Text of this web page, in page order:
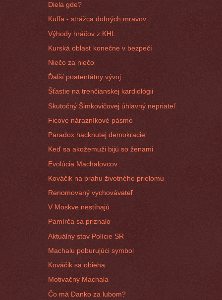
Diela gde?
Kuffa - strážca dobrých mravov
Výhody hráčov z KHL
Kurská oblasť konečne v bezpečí
Niečo za niečo
Ďalší poatentátny vývoj
Šťastie na trenčianskej kardiológii
Skutočný Šimkovičovej úhlavný nepriateľ
Ficove nárazníkové pásmo
Paradox hacknutej demokracie
Keď sa akožemuži bijú so ženami
Evolúcia Machalovcov
Kováčik na prahu životného prielomu
Renomovaný vychovávateľ
V Moskve nestíhajú
Pamírča sa priznalo
Aktuálny stav Polície SR
Machalu poburujúci symbol
Kováčik sa obieha
Motivačný Machala
Čo má Danko za lubom?